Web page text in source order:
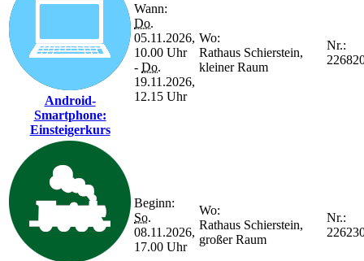
Android-
Smartphone:
Einsteigerkurs
Wann:
Do.
05.11.2026,
10.00 Uhr
- Do.
19.11.2026,
12.15 Uhr
Wo:
Rathaus Schierstein,
kleiner Raum
Nr.:
Beginn:
So.
08.11.2026,
17.00 Uhr
Wo:
Rathaus Schierstein,
großer Raum
Nr.: